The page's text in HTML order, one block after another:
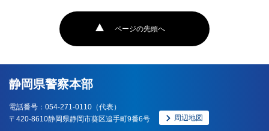
ページの先頭へ
静岡県警察本部
電話番号：054-271-0110（代表）
〒420-8610静岡県静岡市葵区追手町9番6号
周辺地図